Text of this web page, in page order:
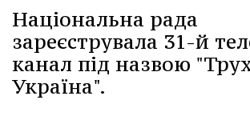
Національна рада
зареєструвала 31-й
канал під назвою
Україна".